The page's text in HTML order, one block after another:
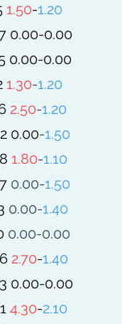
1.50-1.20
0.00-0.00
0.00-0.00
1.30-1.20
2.50-1.20
0.00-1.50
1.80-1.10
0.00-1.50
0.00-1.40
0.00-0.00
2.70-1.40
0.00-0.00
4.30-2.10